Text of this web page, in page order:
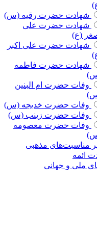
شهادت حضرت رقیه (س)
شهادت حضرت علی
(ع)
شهادت حضرت علی اکبر
شهادت حضرت فاطمه
وفات حضرت ام البنین
وفات حضرت خدیجه (س)
وفات حضرت زینب (س)
وفات حضرت معصومه
مناسبت‌های مذهبی
ائمه
ملی و جهانی